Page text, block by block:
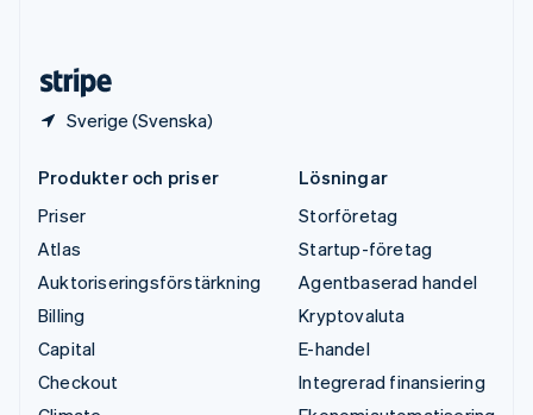
Sverige (Svenska)
Produkter och priser
Priser
Atlas
Auktoriseringsförstärkning
Billing
Capital
Checkout
Lösningar
Storföretag
Startup-företag
Agentbaserad handel
Kryptovaluta
E-handel
Integrerad finansiering